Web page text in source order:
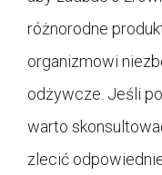
różnorodne
organizmowi
odżywcze. Jeśli
warto
zlecić